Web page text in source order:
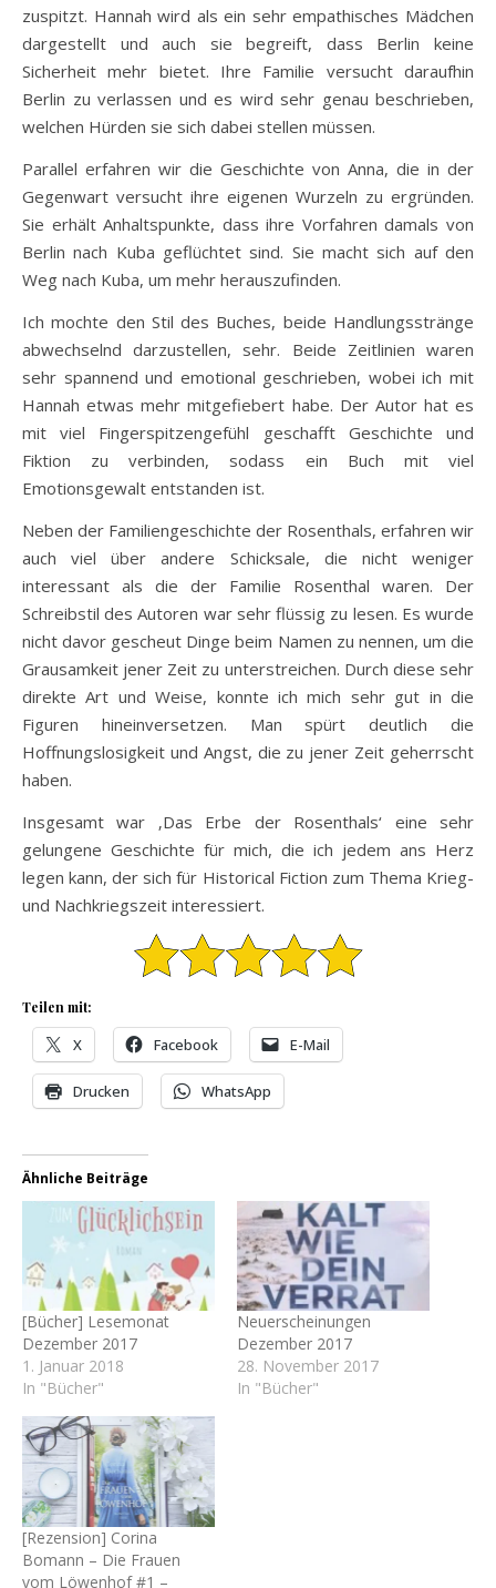
zuspitzt. Hannah wird als ein sehr empathisches Mädchen
dargestellt und auch sie begreift, dass Berlin keine
Sicherheit mehr bietet. Ihre Familie versucht daraufhin
Berlin zu verlassen und es wird sehr genau beschrieben,
welchen Hürden sie sich dabei stellen müssen.
Parallel erfahren wir die Geschichte von Anna, die in der
Gegenwart versucht ihre eigenen Wurzeln zu ergründen.
Sie erhält Anhaltspunkte, dass ihre Vorfahren damals von
Berlin nach Kuba geflüchtet sind. Sie macht sich auf den
Weg nach Kuba, um mehr herauszufinden.
Ich mochte den Stil des Buches, beide Handlungsstränge
abwechselnd darzustellen, sehr. Beide Zeitlinien waren
sehr spannend und emotional geschrieben, wobei ich mit
Hannah etwas mehr mitgefiebert habe. Der Autor hat es
mit viel Fingerspitzengefühl geschafft Geschichte und
Fiktion zu verbinden, sodass ein Buch mit viel
Emotionsgewalt entstanden ist.
Neben der Familiengeschichte der Rosenthals, erfahren wir
auch viel über andere Schicksale, die nicht weniger
interessant als die der Familie Rosenthal waren. Der
Schreibstil des Autoren war sehr flüssig zu lesen. Es wurde
nicht davor gescheut Dinge beim Namen zu nennen, um die
Grausamkeit jener Zeit zu unterstreichen. Durch diese sehr
direkte Art und Weise, konnte ich mich sehr gut in die
Figuren hineinversetzen. Man spürt deutlich die
Hoffnungslosigkeit und Angst, die zu jener Zeit geherrscht
haben.
Insgesamt war ‚Das Erbe der Rosenthals‘ eine sehr
gelungene Geschichte für mich, die ich jedem ans Herz
legen kann, der sich für Historical Fiction zum Thema Krieg-
und Nachkriegszeit interessiert.
Teilen mit:
X Facebook E-Mail
Drucken WhatsApp
Ähnliche Beiträge
[Bücher] Lesemonat
Dezember 2017
1. Januar 2018
In "Bücher"
Neuerscheinungen
Dezember 2017
28. November 2017
In "Bücher"
[Rezension] Corina
Bomann – Die Frauen
vom Löwenhof #1 –